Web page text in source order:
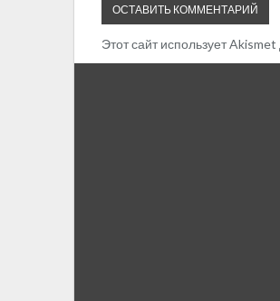
Этот сайт использует